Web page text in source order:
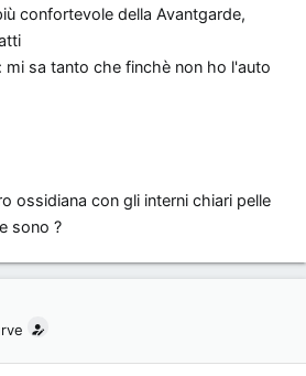
confortevole della Avantgarde,
sa tanto che finchè non ho l'auto
ossidiana con gli interni chiari pelle
sono ?